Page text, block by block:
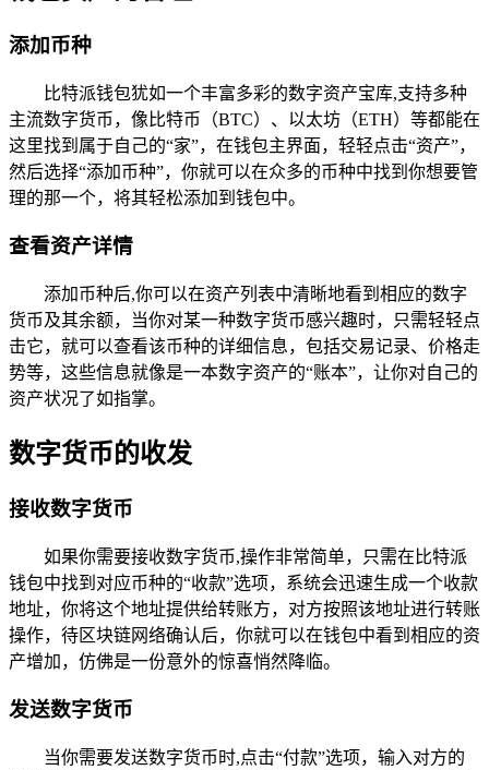
添加币种
比特派钱包犹如一个丰富多彩的数字资产宝库,支持多种
主流数字货币，像比特币（BTC）、以太坊（ETH）等都能在
这里找到属于自己的“家”，在钱包主界面，轻轻点击“资产”，
然后选择“添加币种”，你就可以在众多的币种中找到你想要管
理的那一个，将其轻松添加到钱包中。
查看资产详情
添加币种后,你可以在资产列表中清晰地看到相应的数字
货币及其余额，当你对某一种数字货币感兴趣时，只需轻轻点
击它，就可以查看该币种的详细信息，包括交易记录、价格走
势等，这些信息就像是一本数字资产的“账本”，让你对自己的
资产状况了如指掌。
数字货币的收发
接收数字货币
如果你需要接收数字货币,操作非常简单，只需在比特派
钱包中找到对应币种的“收款”选项，系统会迅速生成一个收款
地址，你将这个地址提供给转账方，对方按照该地址进行转账
操作，待区块链网络确认后，你就可以在钱包中看到相应的资
产增加，仿佛是一份意外的惊喜悄然降临。
发送数字货币
当你需要发送数字货币时,点击“付款”选项，输入对方的